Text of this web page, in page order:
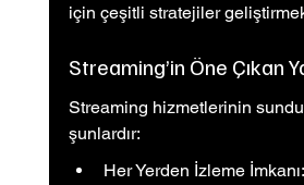
için çeşitli stratejiler
Streaming’in Öne Çıkan
Streaming hizmetlerinin
şunlardır:
Her Yerden İzleme